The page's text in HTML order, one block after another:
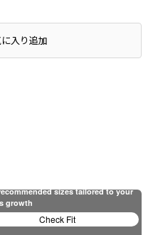
入り追加
sizes tailored to your
growth
Check Fit